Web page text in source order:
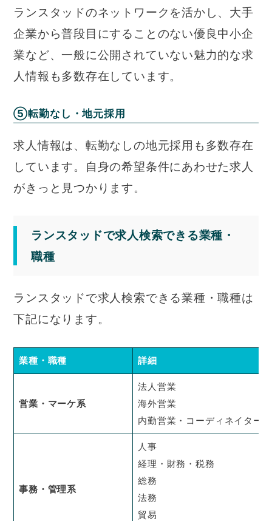
ランスタッドのネットワークを活かし、大手
企業から普段目にすることのない優良中小企
業など、一般に公開されていない魅力的な求
人情報も多数存在しています。
⑤転勤なし・地元採用
求人情報は、転勤なしの地元採用も多数存在
しています。自身の希望条件にあわせた求人
がきっと見つかります。
ランスタッドで求人検索できる業種・
職種
ランスタッドで求人検索できる業種・職種は
下記になります。
業種・職種 詳細
営業・マーケ系
法人営業
海外営業
内勤営業・コーディネイター
事務・管理系
人事
経理・財務・税務
総務
法務
貿易